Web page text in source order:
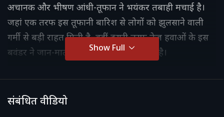
अचानक और भीषण आंधी-तूफान ने भयंकर तबाही मचाई है।
जहां एक तरफ इस तूफानी बारिश से लोगों को झुलसाने वाली
गर्मी से बड़ी राहत मिली है, वहीं दूसरी तरफ तेज हवाओं के इस
बवंडर ने जान-माल को भारी नुकसान पहुंचाया है।
Show Full
संबंधित वीडियो